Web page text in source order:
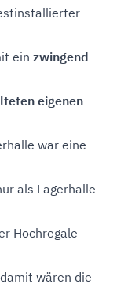
ein zwingend
eigenen
war eine
als Lagerhalle
Hochregale
wären die